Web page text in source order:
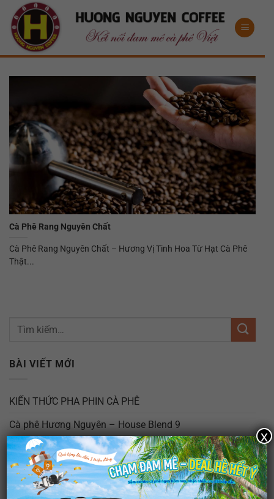
qua
nội
dung
Cà Phê Rang Nguyên Chất
Cà Phê Rang Nguyên Chất – Hương Vị Tinh Hoa Từ Hạt Cà Phê
Thật...
BÀI VIẾT MỚI
KIẾN THỨC PHA PHIN CÀ PHÊ
Cà phê Hương Nguyên – House Blend 9
Khi Cà Phê Trở Thành Một Phần Phong Cách Sống
Cà Phê: Khám Phá Hành Trình Từ Hạt Đến Tách Cà Phê
Đậm Đà
x